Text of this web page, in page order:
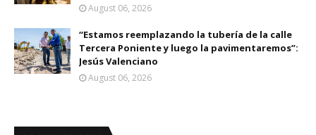
August 06, 2026
“Estamos reemplazando la tubería de la calle
Tercera Poniente y luego la pavimentaremos”:
Jesús Valenciano
August 06, 2026